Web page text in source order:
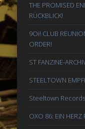
THE PROMISED
RÜCKBLICK!
9Oi! CLUB
ORDER!
ST FANZINE-
STEELTOWN
Steeltown
OXO 86: EIN HERZ